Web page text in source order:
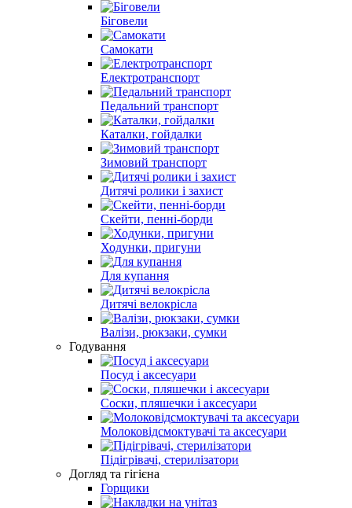
Біговели
Самокати
Електротранспорт
Педальний транспорт
Каталки, гойдалки
Зимовий транспорт
Дитячі ролики і захист
Скейти, пенні-борди
Ходунки, пригуни
Для купання
Дитячі велокрісла
Валізи, рюкзаки, сумки
Годування
Посуд і аксесуари
Соски, пляшечки і аксесуари
Молоковідсмоктувачі та аксесуари
Підігрівачі, стерилізатори
Догляд та гігієна
Горщики